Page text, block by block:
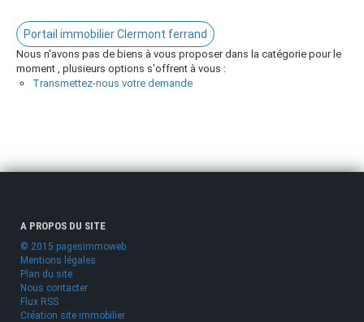
Portail immobilier Clermont ferrand
Nous n'avons pas de biens à vous proposer dans la catégorie pour le
moment , plusieurs options s'offrent à vous :
Transmettez-nous votre demande
A PROPOS DU SITE
© 2015 pagesimmoweb
Mentions légales
Plan du site
Nous contacter
Flux RSS
Création site immobilier